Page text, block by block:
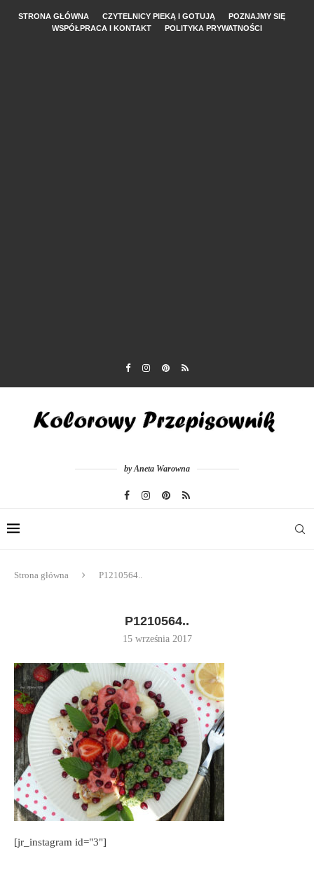
STRONA GŁÓWNA CZYTELNICY PIEKĄ I GOTUJĄ
POZNAJMY SIĘ
WSPÓŁPRACA I KONTAKT
POLITYKA PRYWATNOŚCI
by Aneta Warowna
Strona główna P1210564..
P1210564..
15 września 2017
[jr_instagram id="3"]